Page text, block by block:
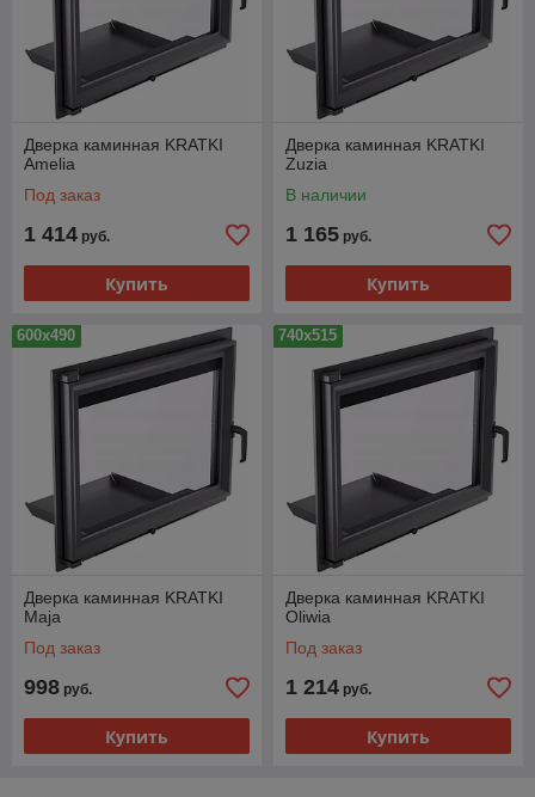
Дверка каминная KRATKI
Amelia
Под заказ
1 414 руб.
Купить
Дверка каминная KRATKI
Zuzia
В наличии
1 165 руб.
Купить
600х490
Дверка каминная KRATKI
Maja
Под заказ
998 руб.
Купить
740х515
Дверка каминная KRATKI
Oliwia
Под заказ
1 214 руб.
Купить